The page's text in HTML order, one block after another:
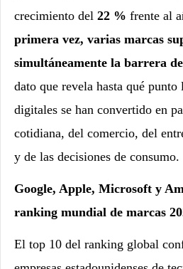
crecimiento del 22 % frente al
primera vez, varias marcas
simultáneamente la barrera
dato que revela hasta qué punto
digitales se han convertido en
cotidiana, del comercio, del
y de las decisiones de consumo.
Google, Apple, Microsoft y
ranking mundial de marcas
El top 10 del ranking global